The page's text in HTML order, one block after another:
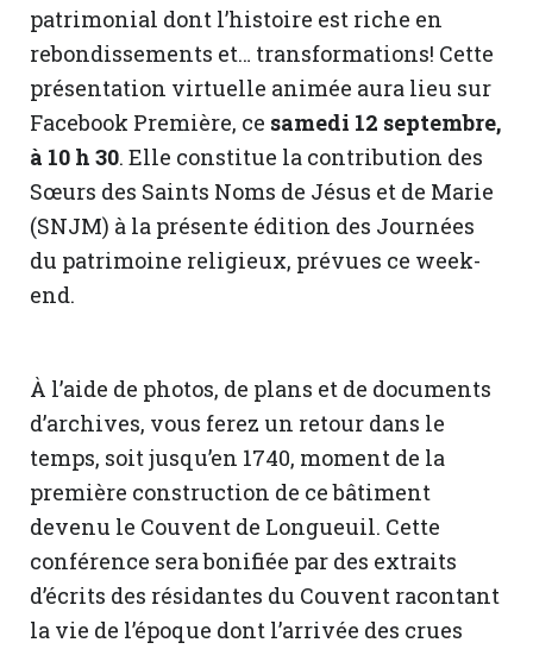
patrimonial dont l’histoire est riche en
rebondissements et… transformations! Cette
présentation virtuelle animée aura lieu sur
Facebook Première, ce samedi 12 septembre,
à 10 h 30. Elle constitue la contribution des
Sœurs des Saints Noms de Jésus et de Marie
(SNJM) à la présente édition des Journées
du patrimoine religieux, prévues ce week-
end.
À l’aide de photos, de plans et de documents
d’archives, vous ferez un retour dans le
temps, soit jusqu’en 1740, moment de la
première construction de ce bâtiment
devenu le Couvent de Longueuil. Cette
conférence sera bonifiée par des extraits
d’écrits des résidantes du Couvent racontant
la vie de l’époque dont l’arrivée des crues